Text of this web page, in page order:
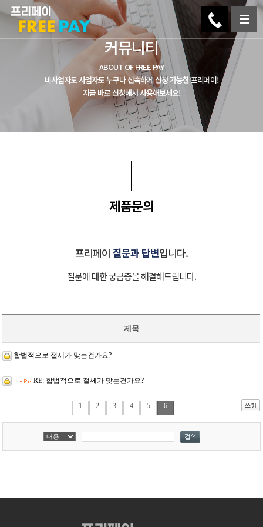
커뮤니티
ABOUT OF FREE PAY
비사업자도 사업자도 누구나 신속하게 신청 가능한 프리페이!
지금 바로 신청해서 사용해보세요!
제품문의
프리페이 질문과 답변입니다.
질문에 대한 궁금증을 해결해드립니다.
제목
합법적으로 절세가 맞는건가요?
RE: 합법적으로 절세가 맞는건가요?
1 2 3 4 5 6